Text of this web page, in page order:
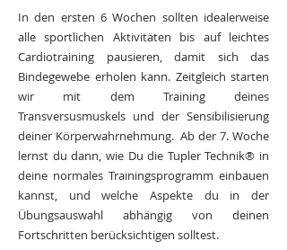
In den ersten 6 Wochen sollten idealerweise
alle sportlichen Aktivitäten bis auf leichtes
Cardiotraining pausieren, damit sich das
Bindegewebe erholen kann. Zeitgleich starten
wir mit dem Training deines
Transversusmuskels und der Sensibilisierung
deiner Körperwahrnehmung. Ab der 7. Woche
lernst du dann, wie Du die Tupler Technik® in
deine normales Trainingsprogramm einbauen
kannst, und welche Aspekte du in der
Übungsauswahl abhängig von deinen
Fortschritten berücksichtigen solltest.